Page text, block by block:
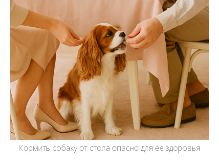
Кормить собаку от стола опасно для ее здоровья